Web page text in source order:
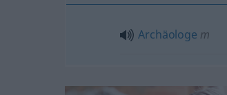
Archäologe m